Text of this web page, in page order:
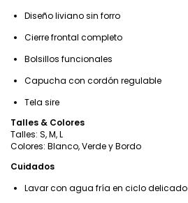
Diseño liviano sin forro
Cierre frontal completo
Bolsillos funcionales
Capucha con cordón regulable
Tela sire
Talles & Colores
Talles: S, M, L
Colores: Blanco, Verde y Bordo
Cuidados
Lavar con agua fría en ciclo delicado